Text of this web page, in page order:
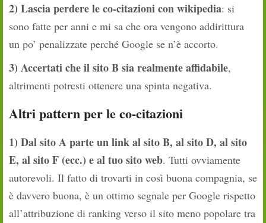
2) Lascia perdere le co-citazioni con wikipedia: si
sono fatte per anni e mi sa che ora vengono addirittura
un po’ penalizzate perché Google se n’è accorto.
3) Accertati che il sito B sia realmente affidabile,
altrimenti potresti ottenere una spinta negativa.
Altri pattern per le co-citazioni
1) Dal sito A parte un link al sito B, al sito D, al sito
E, al sito F (ecc.) e al tuo sito web. Tutti ovviamente
autorevoli. Il fatto di trovarti in così buona compagnia, se
è davvero buona, è un ottimo segnale per Google rispetto
all’attribuzione di ranking verso il sito meno popolare tra